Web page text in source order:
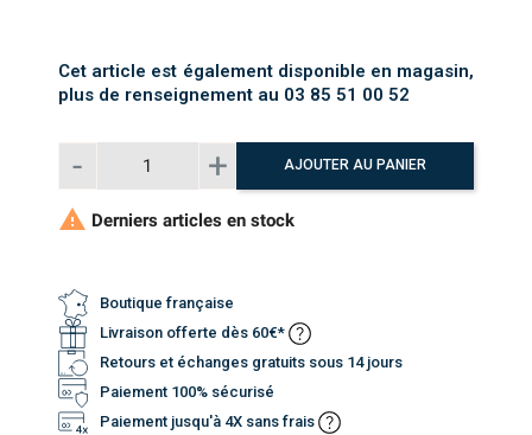
Cet article est également disponible en magasin,
plus de renseignement au 03 85 51 00 52
AJOUTER AU PANIER
 Derniers articles en stock
Boutique française
Livraison offerte dès 60€*
Retours et échanges gratuits sous 14 jours
Paiement 100% sécurisé
Paiement jusqu'à 4X sans frais